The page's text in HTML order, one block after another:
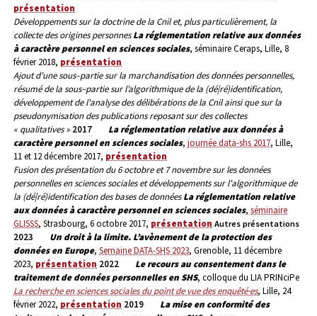
présentation
Développements sur la doctrine de la Cnil et, plus particulièrement, la
collecte des origines personnes La réglementation relative aux données
à caractère personnel en sciences sociales, séminaire Ceraps, Lille, 8
février 2018, présentation
Ajout d'une sous–partie sur la marchandisation des données personnelles,
résumé de la sous–partie sur l’algorithmique de la (dé|ré)identification,
développement de l'analyse des délibérations de la Cnil ainsi que sur la
pseudonymisation des publications reposant sur des collectes
« qualitatives » 2017
La réglementation relative aux données à
caractère personnel en sciences sociales, journée data-shs 2017, Lille,
11 et 12 décembre 2017, présentation
Fusion des présentation du 6 octobre et 7 novembre sur les données
personnelles en sciences sociales et développements sur l'algorithmique de
la (dé|ré)identification des bases de données La réglementation relative
aux données à caractère personnel en sciences sociales, séminaire
GLISSS, Strasbourg, 6 octobre 2017, présentation Autres présentations
2023
Un droit à la limite. L’avènement de la protection des
données en Europe, Semaine DATA-SHS 2023, Grenoble, 11 décembre
2023, présentation 2022
Le recours au consentement dans le
traitement de données personnelles en SHS, colloque du LIA PRINciPe
La recherche en sciences sociales du point de vue des enquêté·es, Lille, 24
février 2022, présentation 2019
La mise en conformité des